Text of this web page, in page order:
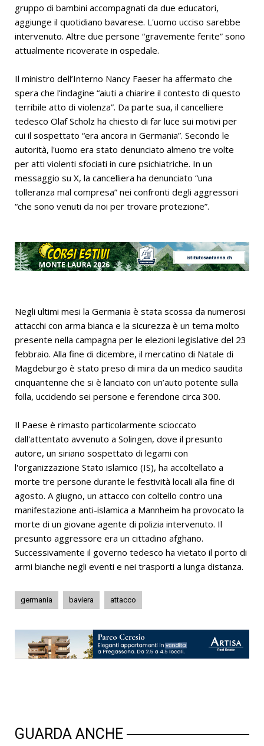
gruppo di bambini accompagnati da due educatori,
aggiunge il quotidiano bavarese. L'uomo ucciso sarebbe
intervenuto. Altre due persone “gravemente ferite” sono
attualmente ricoverate in ospedale.
Il ministro dell’Interno Nancy Faeser ha affermato che
spera che l’indagine “aiuti a chiarire il contesto di questo
terribile atto di violenza”. Da parte sua, il cancelliere
tedesco Olaf Scholz ha chiesto di far luce sui motivi per
cui il sospettato “era ancora in Germania”. Secondo le
autorità, l'uomo era stato denunciato almeno tre volte
per atti violenti sfociati in cure psichiatriche. In un
messaggio su X, la cancelliera ha denunciato “una
tolleranza mal compresa” nei confronti degli aggressori
“che sono venuti da noi per trovare protezione”.
Negli ultimi mesi la Germania è stata scossa da numerosi
attacchi con arma bianca e la sicurezza è un tema molto
presente nella campagna per le elezioni legislative del 23
febbraio. Alla fine di dicembre, il mercatino di Natale di
Magdeburgo è stato preso di mira da un medico saudita
cinquantenne che si è lanciato con un’auto potente sulla
folla, uccidendo sei persone e ferendone circa 300.
Il Paese è rimasto particolarmente scioccato
dall'attentato avvenuto a Solingen, dove il presunto
autore, un siriano sospettato di legami con
l'organizzazione Stato islamico (IS), ha accoltellato a
morte tre persone durante le festività locali alla fine di
agosto. A giugno, un attacco con coltello contro una
manifestazione anti-islamica a Mannheim ha provocato la
morte di un giovane agente di polizia intervenuto. Il
presunto aggressore era un cittadino afghano.
Successivamente il governo tedesco ha vietato il porto di
armi bianche negli eventi e nei trasporti a lunga distanza.
germania baviera attacco
GUARDA ANCHE